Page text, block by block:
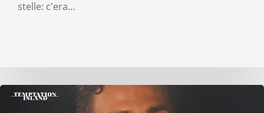
stelle: c'era…